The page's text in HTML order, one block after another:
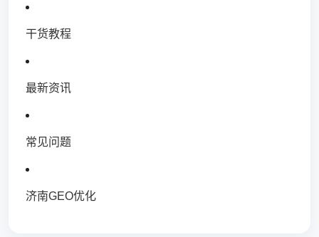
干货教程
最新资讯
常见问题
济南GEO优化